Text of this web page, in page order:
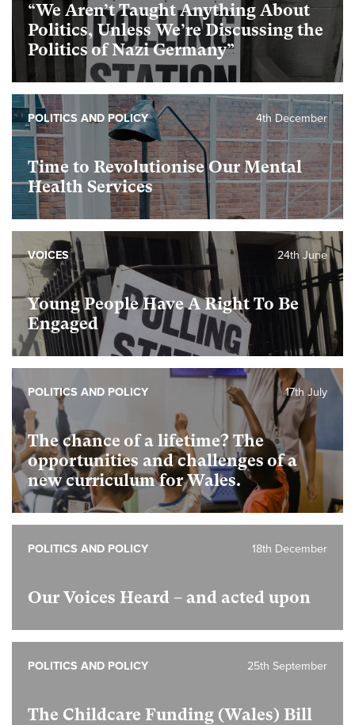
“We Aren’t Taught Anything About
Politics, Unless We’re Discussing the
Politics of Nazi Germany”
Time to Revolutionise Our Mental
Health Services
4th December
POLITICS AND POLICY
Young People Have A Right To Be
Engaged
24th June
VOICES
The chance of a lifetime? The
opportunities and challenges of a
new curriculum for Wales.
17th July
POLITICS AND POLICY
Our Voices Heard – and acted upon
18th December
POLITICS AND POLICY
The Childcare Funding (Wales) Bill
25th September
POLITICS AND POLICY